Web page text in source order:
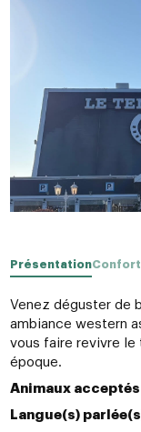
PrésentationConfort
Venez déguster de
ambiance western
vous faire revivre
époque.
Animaux acceptés
Langue(s)